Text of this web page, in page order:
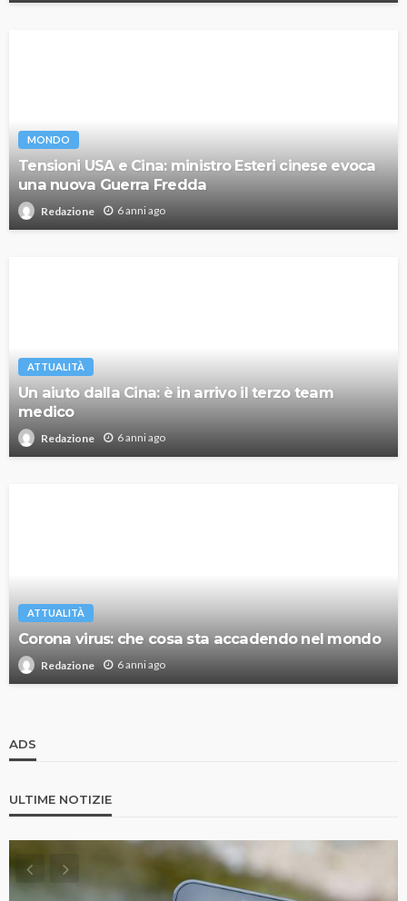
MONDO
Tensioni USA e Cina: ministro Esteri cinese evoca
una nuova Guerra Fredda
Redazione 6 anni ago
ATTUALITÀ
Un aiuto dalla Cina: è in arrivo il terzo team
medico
Redazione 6 anni ago
ATTUALITÀ
Corona virus: che cosa sta accadendo nel mondo
Redazione 6 anni ago
ADS
ULTIME NOTIZIE